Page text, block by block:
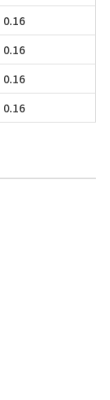
0.16
0.16
0.16
0.16